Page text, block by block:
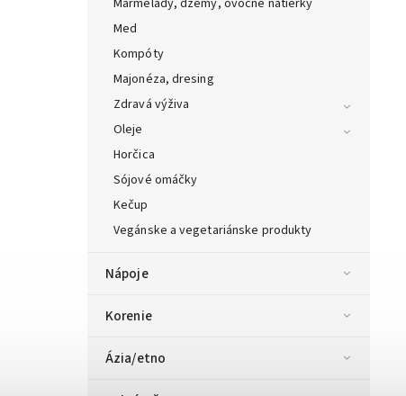
Marmelády, džemy, ovocné nátierky
Med
Kompóty
Majonéza, dresing
Zdravá výživa
Oleje
Horčica
Sójové omáčky
Kečup
Vegánske a vegetariánske produkty
Nápoje
Korenie
Ázia/etno